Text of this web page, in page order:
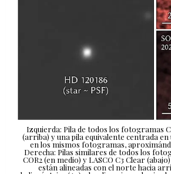
Izquierda: Pila de todos los fotogramas
(arriba) y una pila equivalente centrada
en los mismos fotogramas,
Derecha: Pilas similares de todos los
COR2 (en medio) y LASCO C3 Clear
están alineadas con el norte hacia